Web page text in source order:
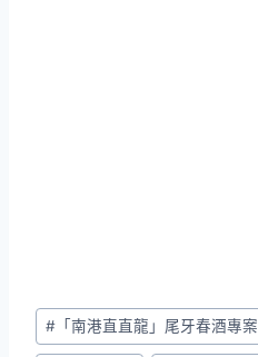
Post
Tags:
# 「南港直直龍」尾牙春酒專案